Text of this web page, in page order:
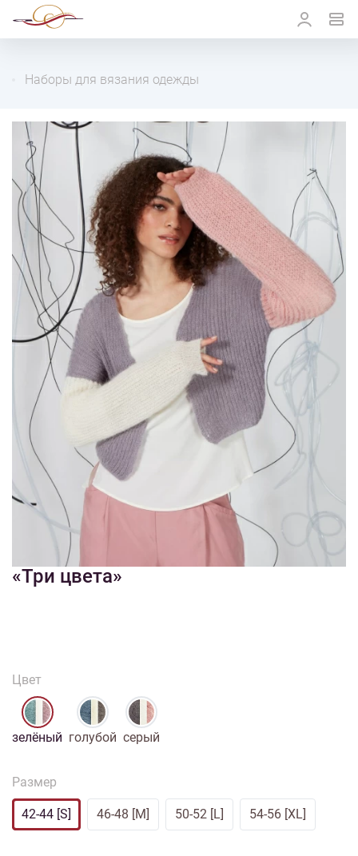
Наборы для вязания одежды
1/12
Смотреть видео - обзор
Изображения и цвет представленного товара могут незначительно
отличаться от оригинала продукции, взависимости от разрешения и
настроек вашего монитора, а также условий освещения при съемке
Набор для творчества Кардиган
«Три цвета»
Цвет
зелёный голубой серый
Размер
42-44 [S] 46-48 [M] 50-52 [L] 54-56 [XL]